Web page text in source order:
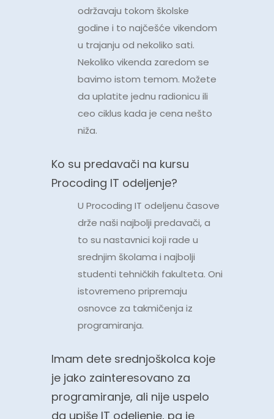
održavaju tokom školske
godine i to najčešće vikendom
u trajanju od nekoliko sati.
Nekoliko vikenda zaredom se
bavimo istom temom. Možete
da uplatite jednu radionicu ili
ceo ciklus kada je cena nešto
niža.
Ko su predavači na kursu
Procoding IT odeljenje?
U Procoding IT odeljenu časove
drže naši najbolji predavači, a
to su nastavnici koji rade u
srednjim školama i najbolji
studenti tehničkih fakulteta. Oni
istovremeno pripremaju
osnovce za takmičenja iz
programiranja.
Imam dete srednjoškolca koje
je jako zainteresovano za
programiranje, ali nije uspelo
da upiše IT odeljenje, pa je